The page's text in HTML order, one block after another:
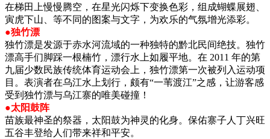
在梯田上慢慢腾空，在星光闪烁下变换色彩，组成蝴蝶展翅、
寅虎下山、等不同的图案与文字，为欢乐的气氛增光添彩。
●独竹漂
独竹漂是发源于赤水河流域的一种独特的黔北民间绝技。独竹
漂高手们脚踩一根楠竹，漂行水上如履平地。在 2011 年的第
九届少数民族传统体育运动会上，独竹漂第一次被列入运动项
目。表演者在乌江水上划行，颇有“一苇渡江”之感，让游客感
受到独竹漂与乌江寨的唯美碰撞！
●太阳鼓阵
苗族最神圣的祭器，太阳鼓为神灵的化身。保佑寨子人丁兴旺
五谷丰登给人们带来祥和平安。